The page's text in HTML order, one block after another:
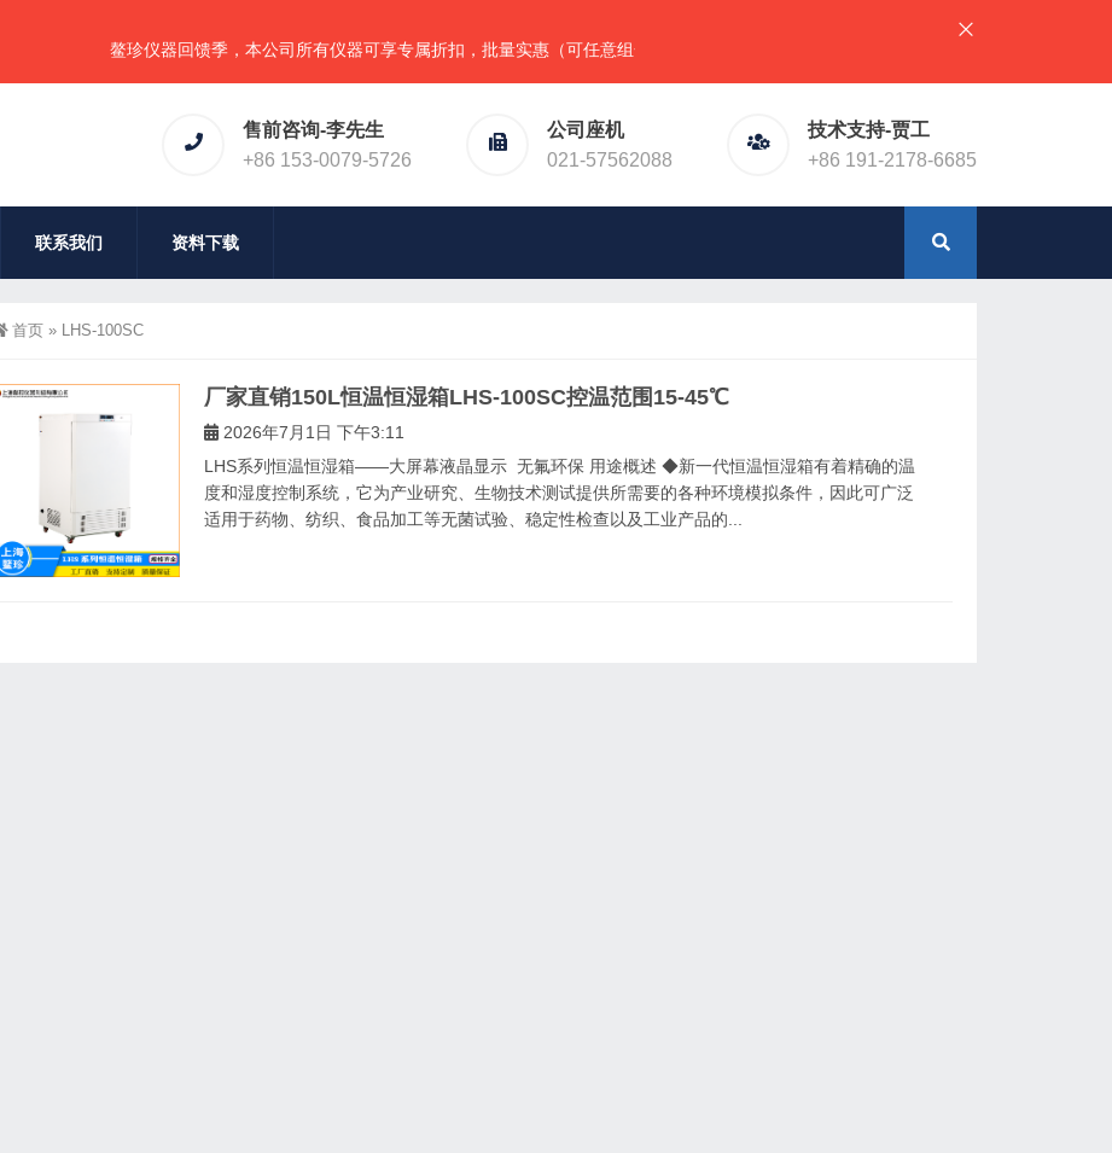
鳌珍仪器回馈季，本公司所有仪器可享专属折扣，批量实惠（可任意组合），详情请直接联系官网预留电话！或加微信（同手机号）
售前咨询-李先生
+86 153-0079-5726
公司座机
021-57562088
技术支持-贾工
+86 191-2178-6685
联系我们 资料下载
首页 » LHS-100SC
厂家直销150L恒温恒湿箱LHS-100SC控温范围15-45℃
2026年7月1日 下午3:11
LHS系列恒温恒湿箱­­——大屏幕液晶显示 无氟环保 用途概述 ◆新一代恒温恒湿箱有着精确的温
度和湿度控制系统，它为产业研究、生物技术测试提供所需要的各种环境模拟条件，因此可广泛
适用于药物、纺织、食品加工等无菌试验、稳定性检查以及工业产品的...